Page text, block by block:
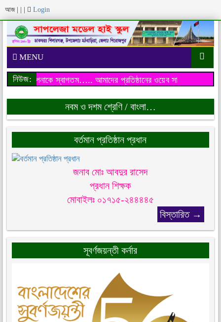
আজ Login
MENU
নিউজ: আমাদের প্রতিষ্ঠানের ওয়েব সাইটে আপনাকে
সাইটে আপনাকে স্বাগতম…..
নবম ও দশম শ্রেণি / বাংলা…
বর্তমান প্রতিষ্ঠান প্রধান
জনাব মোঃ আবদুর রাসেদ
প্রধান শিক্ষক
মোবাইলঃ ০১৭১৫-২৪৪৪৪৫
বিস্তারিত →
সূবর্ণজয়ন্তী কর্নার